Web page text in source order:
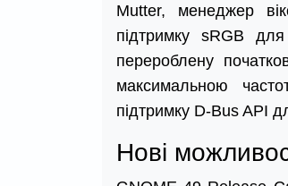
Mutter, менеджер
підтримку sRGB
перероблену
максимальною
підтримку D-Bus API
Нові